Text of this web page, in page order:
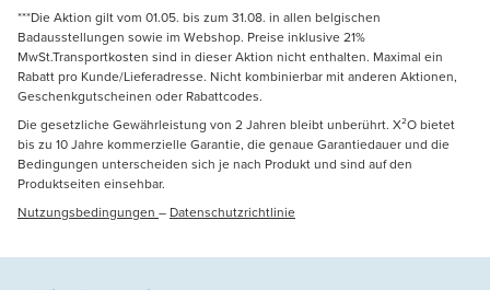
***Die Aktion gilt vom 01.05. bis zum 31.08. in allen belgischen
Badausstellungen sowie im Webshop. Preise inklusive 21%
MwSt.Transportkosten sind in dieser Aktion nicht enthalten. Maximal ein
Rabatt pro Kunde/Lieferadresse. Nicht kombinierbar mit anderen Aktionen,
Geschenkgutscheinen oder Rabattcodes.
Die gesetzliche Gewährleistung von 2 Jahren bleibt unberührt. X²O bietet
bis zu 10 Jahre kommerzielle Garantie, die genaue Garantiedauer und die
Bedingungen unterscheiden sich je nach Produkt und sind auf den
Produktseiten einsehbar.
Nutzungsbedingungen – Datenschutzrichtlinie